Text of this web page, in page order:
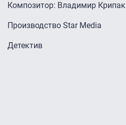
Композитор: Владимир Крипак
Производство Star Media
Детектив